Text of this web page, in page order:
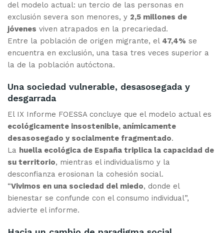
del modelo actual: un tercio de las personas en
exclusión severa son menores, y 2,5 millones de
jóvenes viven atrapados en la precariedad.
Entre la población de origen migrante, el 47,4% se
encuentra en exclusión, una tasa tres veces superior a
la de la población autóctona.
Una sociedad vulnerable, desasosegada y
desgarrada
El IX Informe FOESSA concluye que el modelo actual es
ecológicamente insostenible, anímicamente
desasosegado y socialmente fragmentado.
La huella ecológica de España triplica la capacidad de
su territorio, mientras el individualismo y la
desconfianza erosionan la cohesión social.
“Vivimos en una sociedad del miedo, donde el
bienestar se confunde con el consumo individual”,
advierte el informe.